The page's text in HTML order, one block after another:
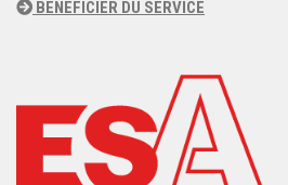
BENEFICIER DU SERVICE